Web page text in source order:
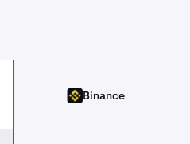
Binance
Binance